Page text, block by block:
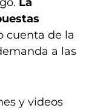
cuenta de la
a las
y videos